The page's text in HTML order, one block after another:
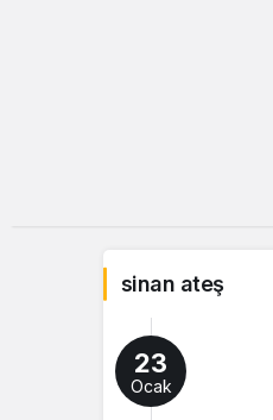
sinan ateş
23
Ocak